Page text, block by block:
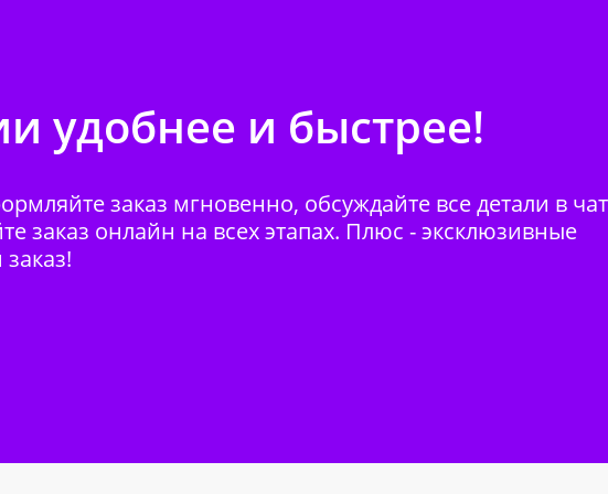
удобнее и быстрее!
заказ мгновенно, обсуждайте все детали в
заказ онлайн на всех этапах. Плюс - эксклюзивные